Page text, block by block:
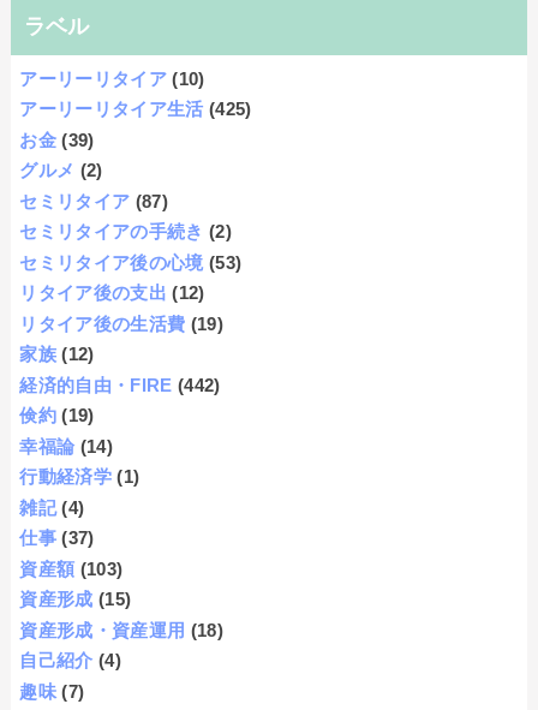
ラベル
アーリーリタイア (10)
アーリーリタイア生活 (425)
お金 (39)
グルメ (2)
セミリタイア (87)
セミリタイアの手続き (2)
セミリタイア後の心境 (53)
リタイア後の支出 (12)
リタイア後の生活費 (19)
家族 (12)
経済的自由・FIRE (442)
倹約 (19)
幸福論 (14)
行動経済学 (1)
雑記 (4)
仕事 (37)
資産額 (103)
資産形成 (15)
資産形成・資産運用 (18)
自己紹介 (4)
趣味 (7)